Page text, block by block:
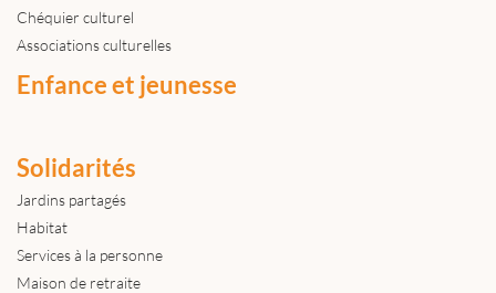
Chéquier culturel
Associations culturelles
Enfance et jeunesse
Solidarités
Jardins partagés
Habitat
Services à la personne
Maison de retraite